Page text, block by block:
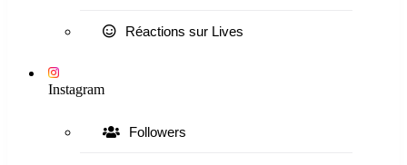
Réactions sur Lives
Instagram
Followers